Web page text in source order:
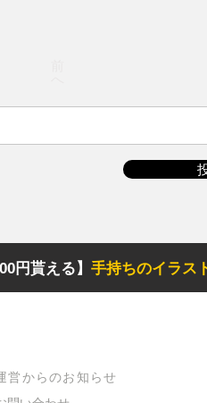
円貰える】 手持ちのイラス
営からのお知らせ